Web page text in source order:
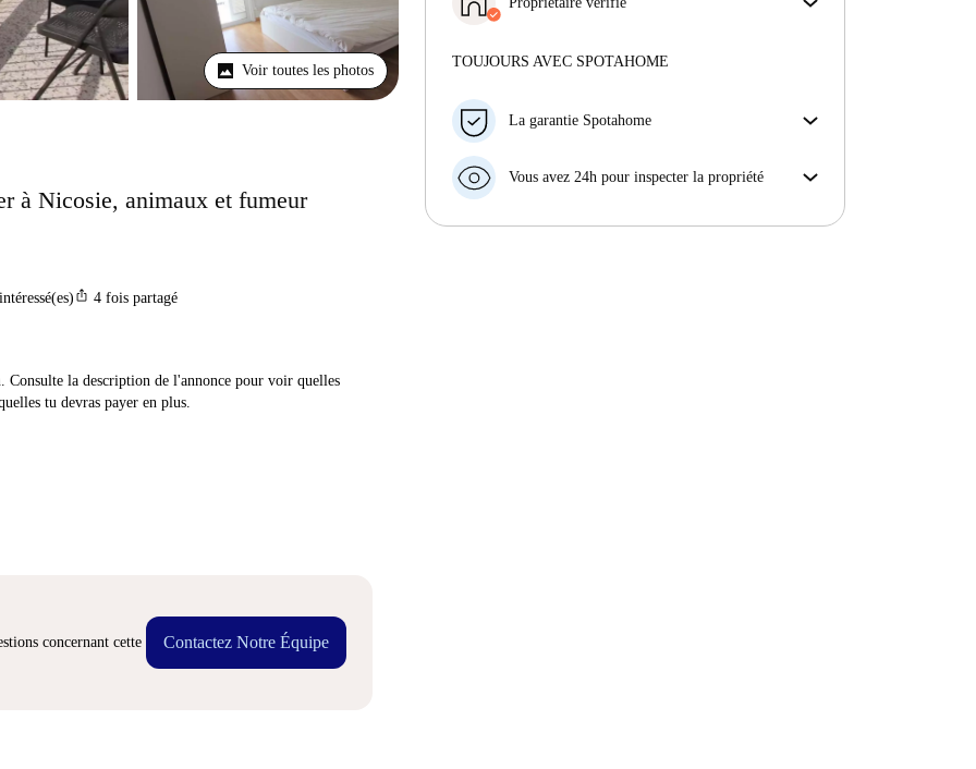
Voir toutes les photos
à Nicosie, animaux et fumeur
intéressé(es) ios_share 4 fois partagé
Consulte la description de l'annonce pour voir quelles
tu devras payer en plus.
concernant cette
Contactez Notre Équipe
quelles charges sont comprises dans ton loyer et
Plus d'informations sur ce propriétaire
TOUJOURS AVEC SPOTAHOME
La garantie Spotahome
préavis, nous allons soit (A) vous payer une chambre
soit (B) vous rembourser en totalité.
Vous avez 24h pour inspecter la propriété